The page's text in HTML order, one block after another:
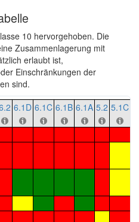
10 hervorgehoben. Die
Zusammenlagerung mit
erlaubt ist,
Einschränkungen der
sind.
6.1D 6.1C 6.1B 6.1A 5.2 5.1C